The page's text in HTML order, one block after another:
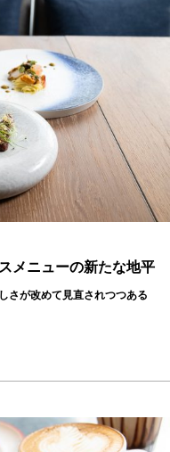
メニューの新たな地平
さが改めて見直されつつある